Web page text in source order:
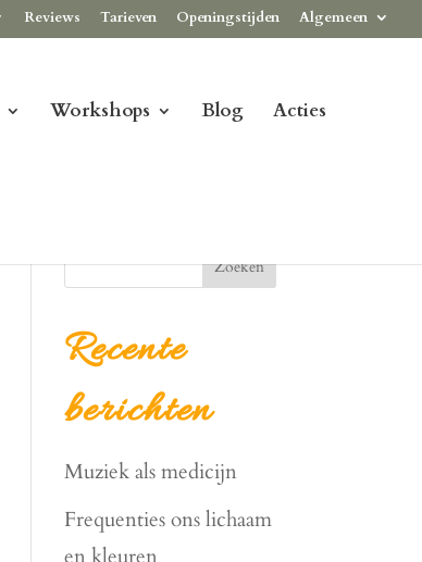
Reviews Tarieven Openingstijden Algemeen
Workshops Blog Acties
Zoeken
Recente
berichten
Muziek als medicijn
Frequenties ons lichaam
en kleuren